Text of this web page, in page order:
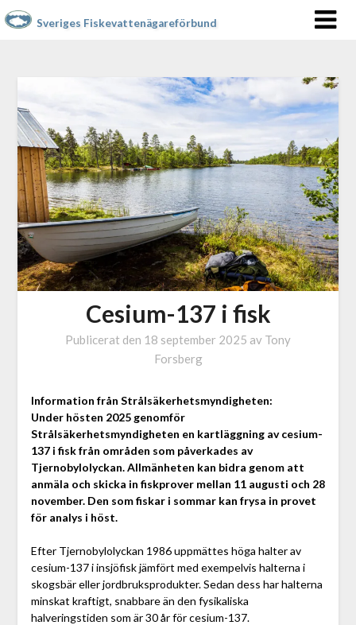
Sveriges Fiskevattenägareförbund
Cesium-137 i fisk
Publicerat den 18 september 2025 av Tony
Forsberg
Information från Strålsäkerhetsmyndigheten:
Under hösten 2025 genomför
Strålsäkerhetsmyndigheten en kartläggning av cesium-
137 i fisk från områden som påverkades av
Tjernobylolyckan. Allmänheten kan bidra genom att
anmäla och skicka in fiskprover mellan 11 augusti och 28
november. Den som fiskar i sommar kan frysa in provet
för analys i höst.
Efter Tjernobylolyckan 1986 uppmättes höga halter av
cesium-137 i insjöfisk jämfört med exempelvis halterna i
skogsbär eller jordbruksprodukter. Sedan dess har halterna
minskat kraftigt, snabbare än den fysikaliska
halveringstiden som är 30 år för cesium-137.